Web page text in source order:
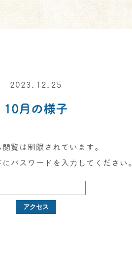
2023.12.25
10月の様子
覧は制限されています。
パスワードを入力してください。